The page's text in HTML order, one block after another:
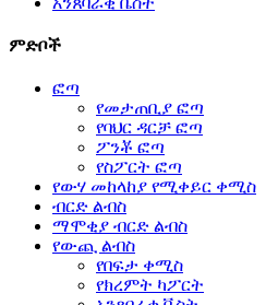
ምድቦች
ፎጣ
የመታጠቢያ ፎጣ
የባህር ዳርቻ ፎጣ
ፖንቾ ፎጣ
የስፖርት ፎጣ
የውሃ መከላከያ የሚቀይር ቀሚስ
ብርድ ልብስ
ማሞቂያ ብርድ ልብስ
የውጪ ልብስ
የበፍታ ቀሚስ
የክረምት ካፖርት